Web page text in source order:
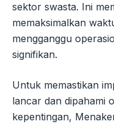
sektor swasta. Ini
memaksimalkan
mengganggu
signifikan.
Untuk memastikan
lancar dan dipahami
kepentingan,